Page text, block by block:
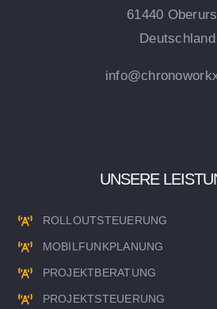
61440
Deutschland
UNSERE
ROLLOUTSTEUERUNG
MOBILFUNKPLANUNG
PROJEKTBERATUNG
PROJEKTSTEUERUNG